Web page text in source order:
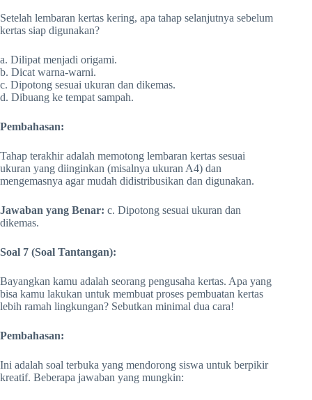
Setelah lembaran kertas kering, apa tahap selanjutnya sebelum
kertas siap digunakan?
a. Dilipat menjadi origami.
b. Dicat warna-warni.
c. Dipotong sesuai ukuran dan dikemas.
d. Dibuang ke tempat sampah.
Pembahasan:
Tahap terakhir adalah memotong lembaran kertas sesuai
ukuran yang diinginkan (misalnya ukuran A4) dan
mengemasnya agar mudah didistribusikan dan digunakan.
Jawaban yang Benar: c. Dipotong sesuai ukuran dan
dikemas.
Soal 7 (Soal Tantangan):
Bayangkan kamu adalah seorang pengusaha kertas. Apa yang
bisa kamu lakukan untuk membuat proses pembuatan kertas
lebih ramah lingkungan? Sebutkan minimal dua cara!
Pembahasan:
Ini adalah soal terbuka yang mendorong siswa untuk berpikir
kreatif. Beberapa jawaban yang mungkin: